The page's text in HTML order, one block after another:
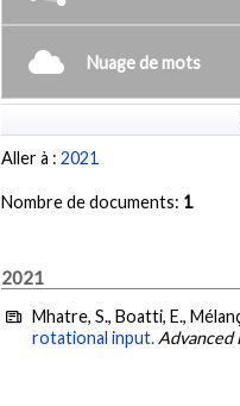
Nuage de mots
Aller à :2021
Nombre de documents: 1
2021
Mhatre, S., Boatti, E.,
rotational input. Advanced